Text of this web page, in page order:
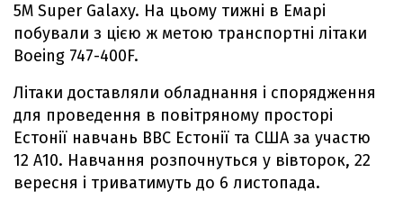
5M Super Galaxy. На цьому тижні в Емарі
побували з цією ж метою транспортні літаки
Boeing 747-400F.
Літаки доставляли обладнання і спорядження
для проведення в повітряному просторі
Естонії навчань ВВС Естонії та США за участю
12 А10. Навчання розпочнуться у вівторок, 22
вересня і триватимуть до 6 листопада.